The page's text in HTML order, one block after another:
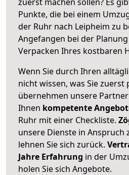
Punkte, die bei einem
der Ruhr nach Leipheim zu
Angefangen bei der
Verpacken Ihres kostbaren
Wenn Sie durch Ihren
nicht wissen, was Sie zuerst
übernehmen unsere
Ihnen kompetente
Ruhr mit einer Checkliste.
unsere Dienste in Anspruch
lehnen Sie sich zurück.
Jahre Erfahrung in der
holen Sie sich Angebote.